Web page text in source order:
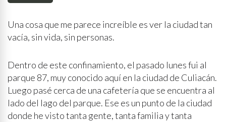
Una cosa que me parece increíble es ver la ciudad tan
vacía, sin vida, sin personas.
Dentro de este confinamiento, el pasado lunes fui al
parque 87, muy conocido aquí en la ciudad de Culiacán.
Luego pasé cerca de una cafetería que se encuentra al
lado del lago del parque. Ese es un punto de la ciudad
donde he visto tanta gente, tanta familia y tanta